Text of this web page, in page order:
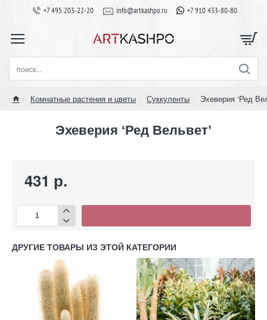
+7 495 203-22-20 info@artkashpo.ru +7 910 433-80-80
поиск...
Комнатные растения и цветы Суккуленты Эхеверия ‘Ред
Эхеверия ‘Ред Вельвет’
431 р.
ДРУГИЕ ТОВАРЫ ИЗ ЭТОЙ КАТЕГОРИИ